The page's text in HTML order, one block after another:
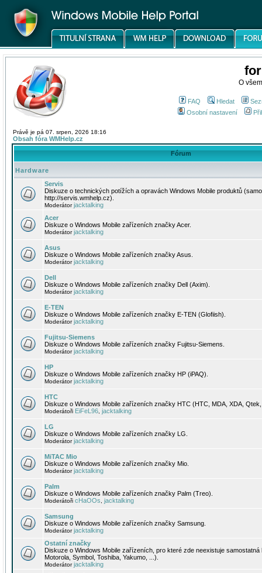
O
FAQ Hledat
Osobní nastavení
Právě je pá 07. srpen, 2026 18:16
Obsah fóra WMHelp.cz
Fórum
Hardware
Servis
Diskuze o technických potížích a opravách Windows Mobile produktů
http://servis.wmhelp.cz).
Moderátorjacktalking
Acer
Diskuze o Windows Mobile zařízeních značky Acer.
Moderátorjacktalking
Asus
Diskuze o Windows Mobile zařízeních značky Asus.
Moderátorjacktalking
Dell
Diskuze o Windows Mobile zařízeních značky Dell (Axim).
Moderátorjacktalking
E-TEN
Diskuze o Windows Mobile zařízeních značky E-TEN (Glofiish).
Moderátorjacktalking
Fujitsu-Siemens
Diskuze o Windows Mobile zařízeních značky Fujitsu-Siemens.
Moderátorjacktalking
HP
Diskuze o Windows Mobile zařízeních značky HP (iPAQ).
Moderátorjacktalking
HTC
Diskuze o Windows Mobile zařízeních značky HTC (HTC, MDA, XDA,
Moderátoři EiFeL96 jacktalking
LG
Diskuze o Windows Mobile zařízeních značky LG.
Moderátorjacktalking
MiTAC Mio
Diskuze o Windows Mobile zařízeních značky Mio.
Moderátorjacktalking
Palm
Diskuze o Windows Mobile zařízeních značky Palm (Treo).
Moderátoři cHaOOs jacktalking
Samsung
Diskuze o Windows Mobile zařízeních značky Samsung.
Moderátorjacktalking
Ostatní značky
Diskuze o Windows Mobile zařízeních, pro které zde neexistuje
Motorola, Symbol, Toshiba, Yakumo, ...).
Moderátorjacktalking